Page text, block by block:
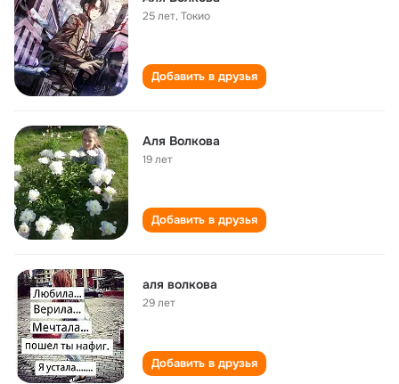
25 лет,Токио
Добавить в друзья
Аля Волкова
19 лет
Добавить в друзья
аля волкова
29 лет
Добавить в друзья